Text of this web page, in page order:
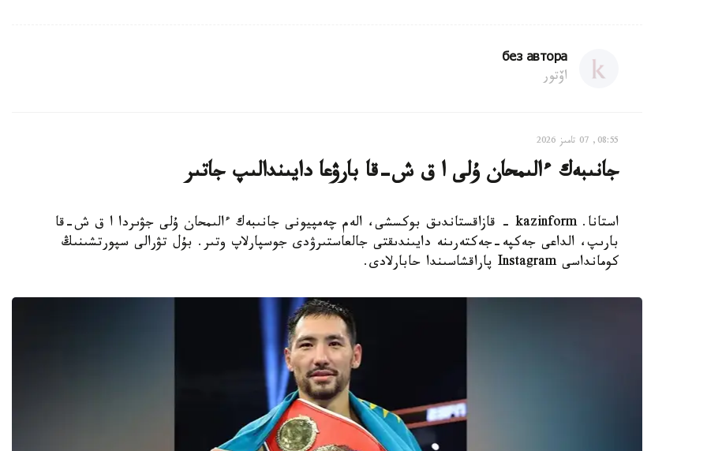
без автора
اۆتور
08:55, 07 تامىز 2026
جانىبەك ءالىمحان ۇلى ا ق ش-قا بارۋعا دايىندالىپ جاتىر
استانا. kazinform - قازاقستاندىق بوكسشى، الەم چەمپيونى جانىبەك ءالىمحان ۇلى جۋىردا ا ق ش-قا
بارىپ، الداعى جەكپە-جەكتەرىنە دايىندىقتى جالعاستىرۋدى جوسپارلاپ وتىر. بۇل تۋرالى سپورتشىنىڭ
كومانداسى Instagram پاراقشاسىندا حابارلادى.